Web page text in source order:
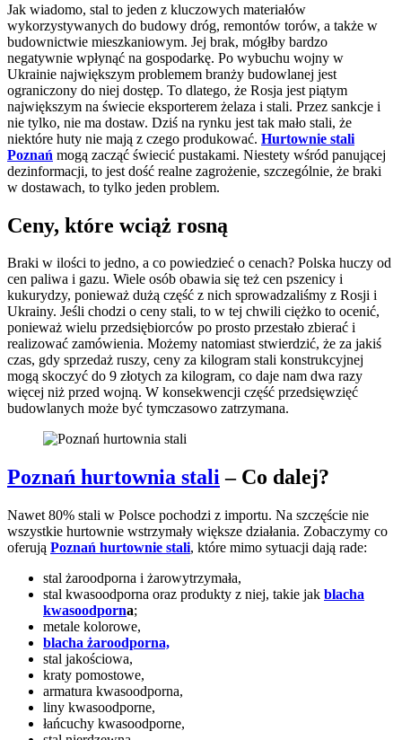
Jak wiadomo, stal to jeden z kluczowych materiałów
wykorzystywanych do budowy dróg, remontów torów, a także w
budownictwie mieszkaniowym. Jej brak, mógłby bardzo
negatywnie wpłynąć na gospodarkę. Po wybuchu wojny w
Ukrainie największym problemem branży budowlanej jest
ograniczony do niej dostęp. To dlatego, że Rosja jest piątym
największym na świecie eksporterem żelaza i stali. Przez sankcje i
nie tylko, nie ma dostaw. Dziś na rynku jest tak mało stali, że
niektóre huty nie mają z czego produkować. Hurtownie stali
Poznań mogą zacząć świecić pustakami. Niestety wśród panującej
dezinformacji, to jest dość realne zagrożenie, szczególnie, że braki
w dostawach, to tylko jeden problem.
Ceny, które wciąż rosną
Braki w ilości to jedno, a co powiedzieć o cenach? Polska huczy od
cen paliwa i gazu. Wiele osób obawia się też cen pszenicy i
kukurydzy, ponieważ dużą część z nich sprowadzaliśmy z Rosji i
Ukrainy. Jeśli chodzi o ceny stali, to w tej chwili ciężko to ocenić,
ponieważ wielu przedsiębiorców po prosto przestało zbierać i
realizować zamówienia. Możemy natomiast stwierdzić, że za jakiś
czas, gdy sprzedaż ruszy, ceny za kilogram stali konstrukcyjnej
mogą skoczyć do 9 złotych za kilogram, co daje nam dwa razy
więcej niż przed wojną. W konsekwencji część przedsięwzięć
budowlanych może być tymczasowo zatrzymana.
Poznań hurtownia stali– Co dalej?
Nawet 80% stali w Polsce pochodzi z importu. Na szczęście nie
wszystkie hurtownie wstrzymały większe działania. Zobaczymy co
oferują Poznań hurtownie stali, które mimo sytuacji dają rade:
stal żaroodporna i żarowytrzymała,
stal kwasoodporna oraz produkty z niej, takie jak blacha
kwasoodporna;
metale kolorowe,
blacha żaroodporna,
stal jakościowa,
kraty pomostowe,
armatura kwasoodporna,
liny kwasoodporne,
łańcuchy kwasoodporne,